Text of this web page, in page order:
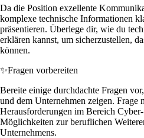
Da die Position exzellente
komplexe technische Informationen
präsentieren. Überlege dir, wie du
erklären kannst, um sicherzustellen,
können.
✨Fragen vorbereiten
Bereite einige durchdachte Fragen
und dem Unternehmen zeigen. Frage
Herausforderungen im Bereich
Möglichkeiten zur beruflichen
Unternehmens.